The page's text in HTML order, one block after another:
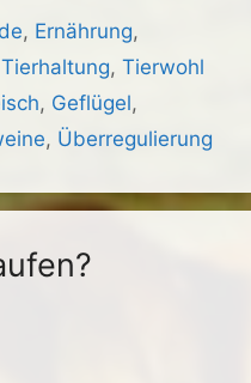
, Ernährung,
Tierhaltung, Tierwohl
, Geflügel,
, Überregulierung